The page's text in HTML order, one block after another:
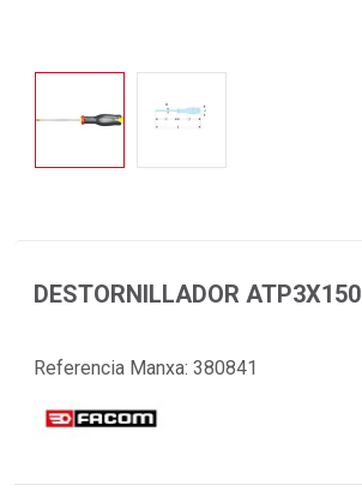
DESTORNILLADOR ATP3X150
Referencia Manxa: 380841